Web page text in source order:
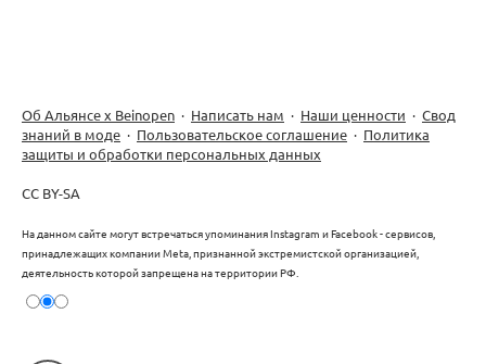
Об Альянсе х Beinopen · Написать нам · Наши ценности · Свод
знаний в моде · Пользовательское соглашение · Политика
защиты и обработки персональных данных
CC BY-SA
На данном сайте могут встречаться упоминания Instagram и Facebook - сервисов,
принадлежащих компании Meta, признанной экстремистской организацией,
деятельность которой запрещена на территории РФ.